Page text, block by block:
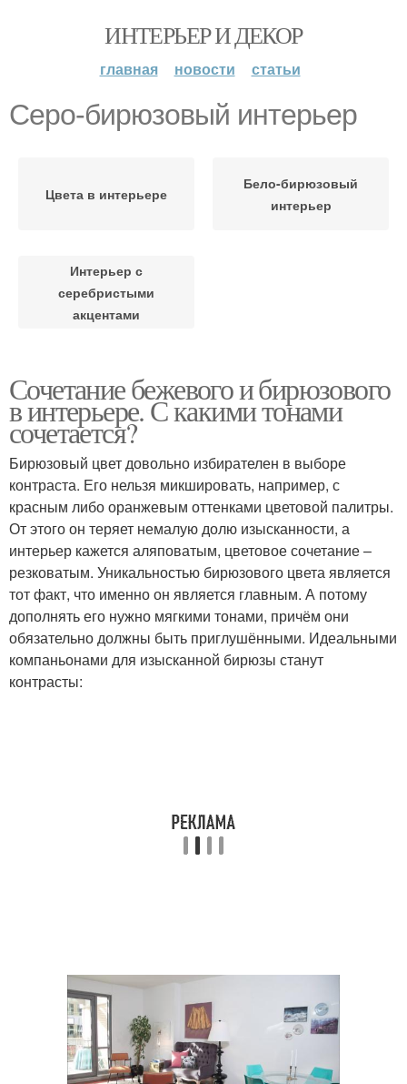
ИНТЕРЬЕР И ДЕКОР
главная новости статьи
Серо-бирюзовый интерьер
Цвета в интерьере
Бело-бирюзовый
интерьер
Интерьер с
серебристыми
акцентами
Сочетание бежевого и бирюзового
в интерьере. С какими тонами
сочетается?
Бирюзовый цвет довольно избирателен в выборе
контраста. Его нельзя микшировать, например, с
красным либо оранжевым оттенками цветовой палитры.
От этого он теряет немалую долю изысканности, а
интерьер кажется аляповатым, цветовое сочетание –
резковатым. Уникальностью бирюзового цвета является
тот факт, что именно он является главным. А потому
дополнять его нужно мягкими тонами, причём они
обязательно должны быть приглушёнными. Идеальными
компаньонами для изысканной бирюзы станут
контрасты: